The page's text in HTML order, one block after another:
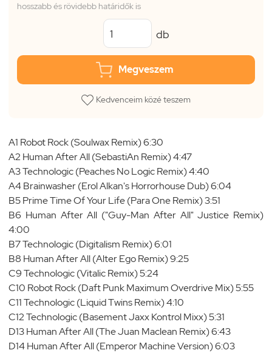
hosszabb és rövidebb határidők is
db
Megveszem
Kedvenceim közé teszem
A1 Robot Rock (Soulwax Remix) 6:30
A2 Human After All (SebastiAn Remix) 4:47
A3 Technologic (Peaches No Logic Remix) 4:40
A4 Brainwasher (Erol Alkan's Horrorhouse Dub) 6:04
B5 Prime Time Of Your Life (Para One Remix) 3:51
B6 Human After All ("Guy-Man After All" Justice Remix)
4:00
B7 Technologic (Digitalism Remix) 6:01
B8 Human After All (Alter Ego Remix) 9:25
C9 Technologic (Vitalic Remix) 5:24
C10 Robot Rock (Daft Punk Maximum Overdrive Mix) 5:55
C11 Technologic (Liquid Twins Remix) 4:10
C12 Technologic (Basement Jaxx Kontrol Mixx) 5:31
D13 Human After All (The Juan Maclean Remix) 6:43
D14 Human After All (Emperor Machine Version) 6:03